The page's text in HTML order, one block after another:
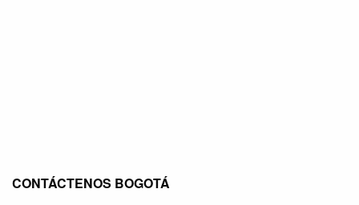
CONTÁCTENOS BOGOTÁ